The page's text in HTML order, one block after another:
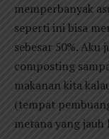
memperbanyak
seperti ini bisa
sebesar 50%.
composting
makanan kita
(tempat
metana yang jauh